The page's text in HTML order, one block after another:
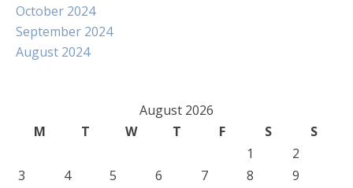
October 2024
September 2024
August 2024
August 2026
M
T W T F S
S
1
2
3
4 5 6 7 8
9